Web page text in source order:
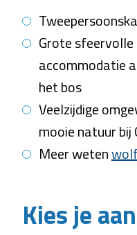
Grote sfeervolle
accommodatie
het bos
Veelzijdige
mooie natuur bij
Meer weten
Kies je